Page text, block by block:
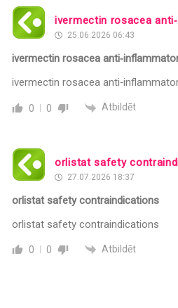
ivermectin rosacea
25.06.2026 06:43
ivermectin rosacea
ivermectin rosacea
0 0 Atbildēt
orlistat safety
27.07.2026 18:37
orlistat safety contraindications
orlistat safety contraindications
0 0 Atbildēt